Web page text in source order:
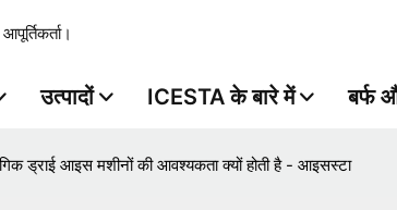
उत्पादों ICESTA के बारे में बर्फ
ड्राई आइस मशीनों की आवश्यकता क्यों होती है - आइसस्टा